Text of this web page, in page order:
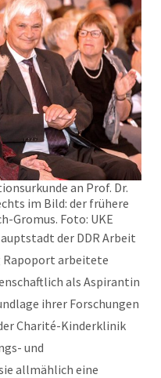
an Prof. Dr.
im Bild: der frühere
Gromus. Foto: UKE
der DDR Arbeit
Rapoport arbeitete
als Aspirantin
ihrer Forschungen
Charité-Kinderklinik
und
allmählich eine